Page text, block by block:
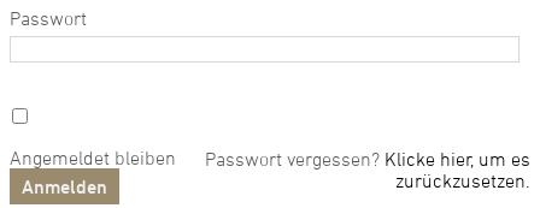
Passwort
Angemeldet bleiben Passwort vergessen? Klicke hier, um es
zurückzusetzen.